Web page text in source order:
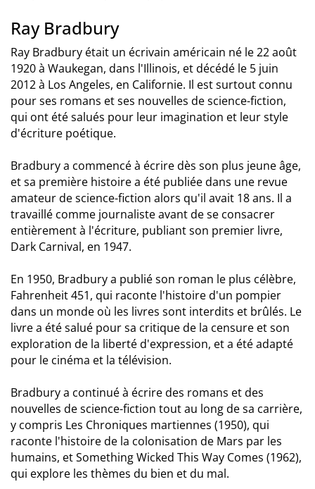
Ray Bradbury
Ray Bradbury était un écrivain américain né le 22 août
1920 à Waukegan, dans l'Illinois, et décédé le 5 juin
2012 à Los Angeles, en Californie. Il est surtout connu
pour ses romans et ses nouvelles de science-fiction,
qui ont été salués pour leur imagination et leur style
d'écriture poétique.
Bradbury a commencé à écrire dès son plus jeune âge,
et sa première histoire a été publiée dans une revue
amateur de science-fiction alors qu'il avait 18 ans. Il a
travaillé comme journaliste avant de se consacrer
entièrement à l'écriture, publiant son premier livre,
Dark Carnival, en 1947.
En 1950, Bradbury a publié son roman le plus célèbre,
Fahrenheit 451, qui raconte l'histoire d'un pompier
dans un monde où les livres sont interdits et brûlés. Le
livre a été salué pour sa critique de la censure et son
exploration de la liberté d'expression, et a été adapté
pour le cinéma et la télévision.
Bradbury a continué à écrire des romans et des
nouvelles de science-fiction tout au long de sa carrière,
y compris Les Chroniques martiennes (1950), qui
raconte l'histoire de la colonisation de Mars par les
humains, et Something Wicked This Way Comes (1962),
qui explore les thèmes du bien et du mal.